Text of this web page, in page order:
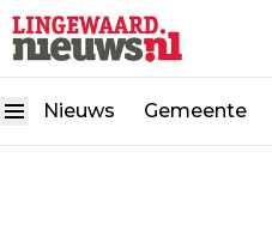
Nieuws Gemeente